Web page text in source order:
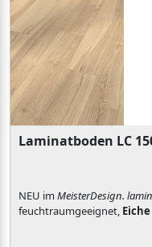
Laminatboden LC
NEU imMeisterDesign.
feuchtraumgeeignet,